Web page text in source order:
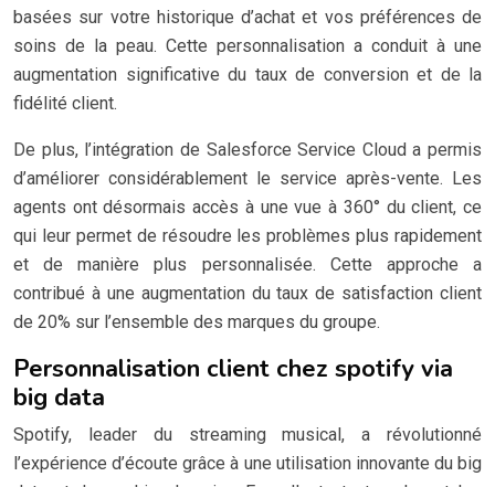
basées sur votre historique d’achat et vos préférences de
soins de la peau. Cette personnalisation a conduit à une
augmentation significative du taux de conversion et de la
fidélité client.
De plus, l’intégration de Salesforce Service Cloud a permis
d’améliorer considérablement le service après-vente. Les
agents ont désormais accès à une vue à 360° du client, ce
qui leur permet de résoudre les problèmes plus rapidement
et de manière plus personnalisée. Cette approche a
contribué à une augmentation du taux de satisfaction client
de 20% sur l’ensemble des marques du groupe.
Personnalisation client chez spotify via
big data
Spotify, leader du streaming musical, a révolutionné
l’expérience d’écoute grâce à une utilisation innovante du big